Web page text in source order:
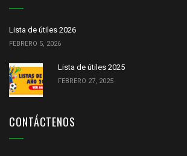
Lista de útiles 2026
FEBRERO 5, 2026
Lista de útiles 2025
FEBRERO 27, 2025
CONTÁCTENOS